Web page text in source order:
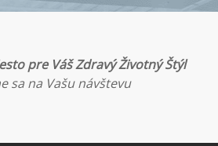
pre Váš Zdravý Životný Štýl
sa na Vašu návštevu